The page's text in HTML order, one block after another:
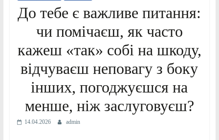
До тебе є важливе питання:
чи помічаєш, як часто
кажеш «так» собі на шкоду,
відчуваєш неповагу з боку
інших, погоджуєшся на
менше, ніж заслуговуєш?
14.04.2026 admin